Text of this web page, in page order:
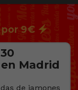
por 9€
Madrid